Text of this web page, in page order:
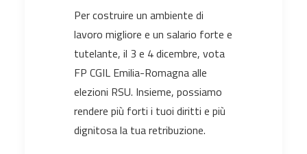
Per costruire un ambiente di
lavoro migliore e un salario forte e
tutelante, il 3 e 4 dicembre, vota
FP CGIL Emilia-Romagna alle
elezioni RSU. Insieme, possiamo
rendere più forti i tuoi diritti e più
dignitosa la tua retribuzione.